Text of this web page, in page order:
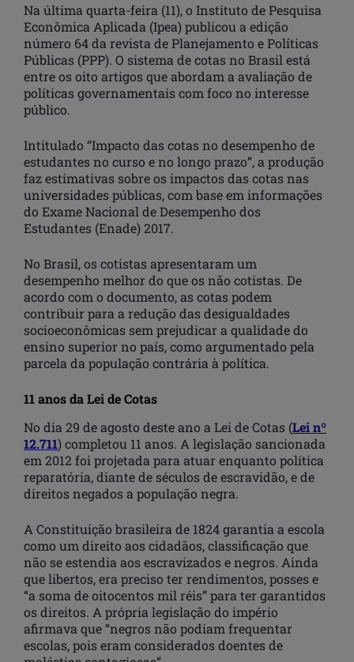
Na última quarta-feira (11), o Instituto de Pesquisa
Econômica Aplicada (Ipea) publicou a edição
número 64 da revista de Planejamento e Políticas
Públicas (PPP). O sistema de cotas no Brasil está
entre os oito artigos que abordam a avaliação de
políticas governamentais com foco no interesse
público.
Intitulado “Impacto das cotas no desempenho de
estudantes no curso e no longo prazo”, a produção
faz estimativas sobre os impactos das cotas nas
universidades públicas, com base em informações
do Exame Nacional de Desempenho dos
Estudantes (Enade) 2017.
No Brasil, os cotistas apresentaram um
desempenho melhor do que os não cotistas. De
acordo com o documento, as cotas podem
contribuir para a redução das desigualdades
socioeconômicas sem prejudicar a qualidade do
ensino superior no país, como argumentado pela
parcela da população contrária à política.
11 anos da Lei de Cotas
No dia 29 de agosto deste ano a Lei de Cotas (Lei nº
12.711) completou 11 anos. A legislação sancionada
em 2012 foi projetada para atuar enquanto política
reparatória, diante de séculos de escravidão, e de
direitos negados a população negra.
A Constituição brasileira de 1824 garantia a escola
como um direito aos cidadãos, classificação que
não se estendia aos escravizados e negros. Ainda
que libertos, era preciso ter rendimentos, posses e
“a soma de oitocentos mil réis” para ter garantidos
os direitos. A própria legislação do império
afirmava que “negros não podiam frequentar
escolas, pois eram considerados doentes de